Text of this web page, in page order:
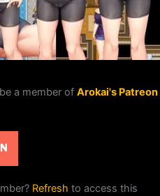
a member of Arokai's Patreon
Refresh to access this